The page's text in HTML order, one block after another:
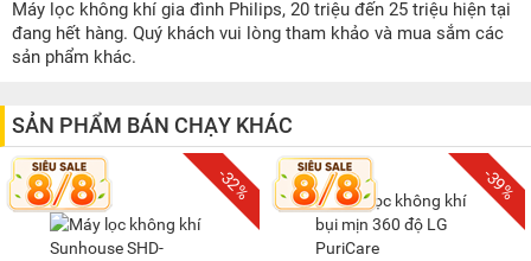
1,5 triệu - 2 triệu (12)
2 triệu - 3 triệu
3 triệu - 5 triệu
5 triệu - 8 triệu (43)
8 triệu - 10 triệu
10 triệu - 15 triệu
(17)
15 triệu - 20 triệu
Máy lọc không khí gia đình Philips, 20 triệu đến 25 triệu hiện tại
đang hết hàng. Quý khách vui lòng tham khảo và mua sắm các
sản phẩm khác.
SẢN PHẨM BÁN CHẠY KHÁC
-32% -39%